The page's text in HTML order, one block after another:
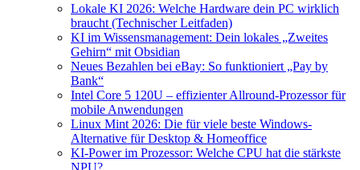
Lokale KI 2026: Welche Hardware dein PC wirklich
braucht (Technischer Leitfaden)
KI im Wissensmanagement: Dein lokales „Zweites
Gehirn“ mit Obsidian
Neues Bezahlen bei eBay: So funktioniert „Pay by
Bank“
Intel Core 5 120U – effizienter Allround-Prozessor für
mobile Anwendungen
Linux Mint 2026: Die für viele beste Windows-
Alternative für Desktop & Homeoffice
KI-Power im Prozessor: Welche CPU hat die stärkste
NPU?